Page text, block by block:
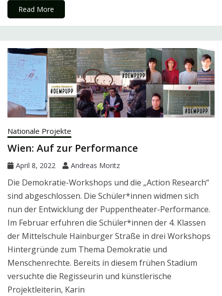
Read More
Nationale Projekte
Wien: Auf zur Performance
April 8, 2022 Andreas Moritz
Die Demokratie-Workshops und die „Action Research“
sind abgeschlossen. Die Schüler*innen widmen sich
nun der Entwicklung der Puppentheater-Performance.
Im Februar erfuhren die Schüler*innen der 4. Klassen
der Mittelschule Hainburger Straße in drei Workshops
Hintergründe zum Thema Demokratie und
Menschenrechte. Bereits in diesem frühen Stadium
versuchte die Regisseurin und künstlerische
Projektleiterin, Karin